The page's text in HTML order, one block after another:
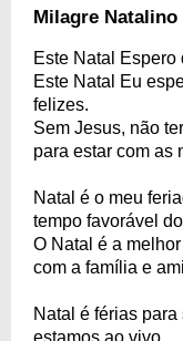
Milagre Natalino
Este Natal
Este Natal Eu
felizes.
Sem Jesus, não
para estar com as
Natal é o meu
tempo favorável
O Natal é a
com a família e
Natal é férias para
estamos ao vivo.